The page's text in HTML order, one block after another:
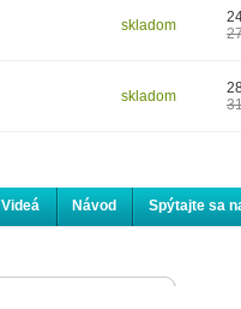
skladom
skladom
Videá Návod Spýtajte sa